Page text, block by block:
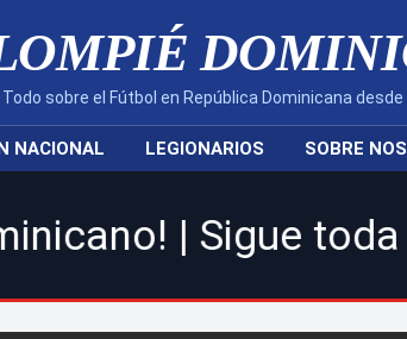
Todo sobre el Fútbol en República Dominicana desde
NACIONAL LEGIONARIOS SOBRE
toda la